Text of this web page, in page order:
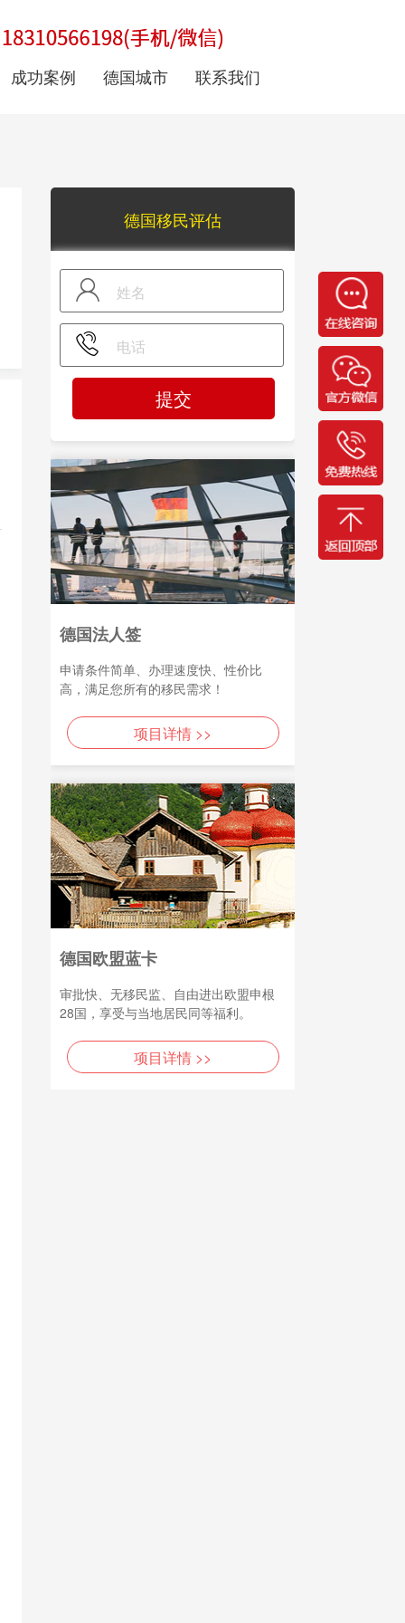
成功案例 德国城市 联系我们
德国移民评估
提交
德国法人签
申请条件简单、办理速度快、性价比
高，满足您所有的移民需求！
项目详情 >>
德国欧盟蓝卡
审批快、无移民监、自由进出欧盟申根
28国，享受与当地居民同等福利。
项目详情 >>